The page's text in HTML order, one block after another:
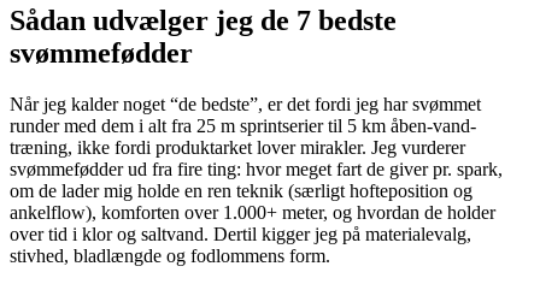
Sådan udvælger jeg de 7 bedste
svømmefødder
Når jeg kalder noget “de bedste”, er det fordi jeg har svømmet
runder med dem i alt fra 25 m sprintserier til 5 km åben-vand-
træning, ikke fordi produktarket lover mirakler. Jeg vurderer
svømmefødder ud fra fire ting: hvor meget fart de giver pr. spark,
om de lader mig holde en ren teknik (særligt hofteposition og
ankelflow), komforten over 1.000+ meter, og hvordan de holder
over tid i klor og saltvand. Dertil kigger jeg på materialevalg,
stivhed, bladlængde og fodlommens form.